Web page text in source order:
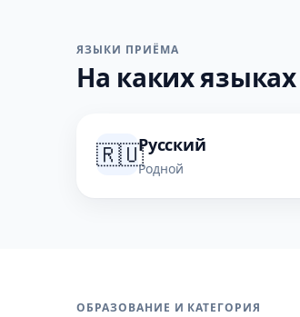
ЯЗЫКИ ПРИЁМА
На каких
🇷🇺Русский
Родной
ОБРАЗОВАНИЕ И КАТЕГОРИЯ